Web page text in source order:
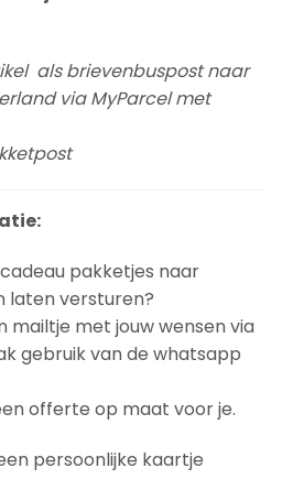
als brievenbuspost naar
via MyParcel met
pakketjes naar
laten versturen?
mailtje met jouw wensen via
gebruik van de whatsapp
offerte op maat voor je.
persoonlijke kaartje